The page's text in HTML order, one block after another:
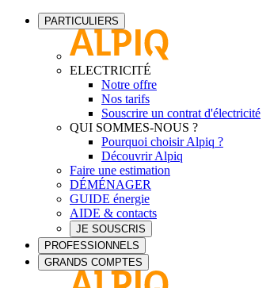
PARTICULIERS
ELECTRICITÉ
Notre offre
Nos tarifs
Souscrire un contrat d'électricité
QUI SOMMES-NOUS ?
Pourquoi choisir Alpiq ?
Découvrir Alpiq
Faire une estimation
DÉMÉNAGER
GUIDE énergie
AIDE & contacts
JE SOUSCRIS
PROFESSIONNELS
GRANDS COMPTES